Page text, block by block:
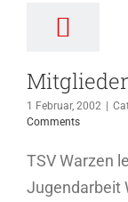
1 Februar, 2002
Comments
TSV Warzen
Jugendarbeit